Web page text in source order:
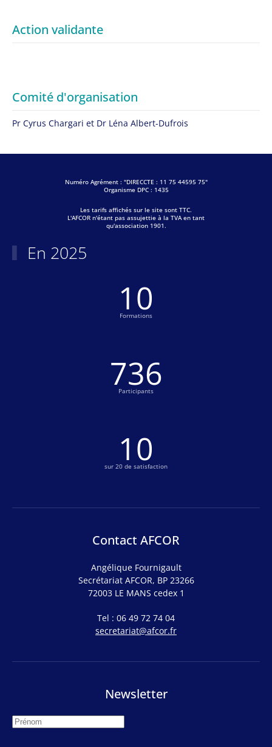
Action validante
Comité d'organisation
Pr Cyrus Chargari et Dr Léna Albert-Dufrois
Numéro Agrément : "DIRECCTE : 11 75 44595 75"
Organisme DPC : 1435
Les tarifs affichés sur le site sont TTC.
L'AFCOR n'étant pas assujettie à la TVA en tant
qu'association 1901.
En 2025
10
Formations
770
Participants
10
sur 20 de satisfaction
Contact AFCOR
Angélique Fournigault
Secrétariat AFCOR, BP 23266
72003 LE MANS cedex 1
Tel : 06 49 72 74 04
secretariat@afcor.fr
Newsletter